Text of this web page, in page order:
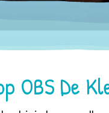
OBS De